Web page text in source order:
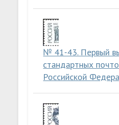
№ 41-43. Первый
стандартных
Российской